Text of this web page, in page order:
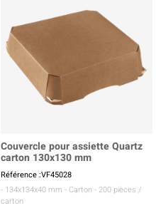
Couvercle pour assiette Quartz
carton 130x130 mm
Référence :VF45028
- 134x134x40 mm - Carton - 200 pièces /
carton